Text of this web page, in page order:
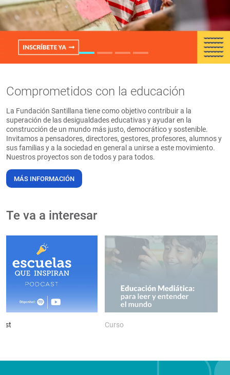
PT
Comprometidos con la educación
La Fundación Santillana tiene como objetivo contribuir a la
superación de las desigualdades educativas y ayudar en la
construcción de un mundo más justo, democrático y sostenible.
Invitamos a pensadores, directores, gestores, profesores, alumnos y
sus familias y a la sociedad en general a unirse a este movimiento.
Nuestros proyectos son de todos y para todos.
MÁS INFORMACIÓN
Te va a interesar
Curso